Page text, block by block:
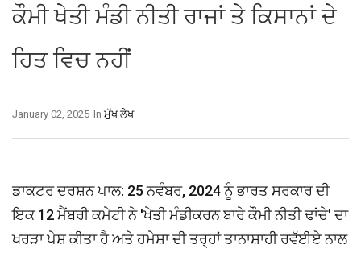
ਕੌਮੀ ਖੇਤੀ ਮੰਡੀ ਨੀਤੀ ਰਾਜਾਂ ਤੇ ਕਿਸਾਨਾਂ ਦੇ
ਹਿਤ ਵਿਚ ਨਹੀਂ
In ਮੁੱਖ ਲੇਖ
January 02, 2025
ਡਾਕਟਰ ਦਰਸ਼ਨ ਪਾਲ: 25 ਨਵੰਬਰ, 2024 ਨੂੰ ਭਾਰਤ ਸਰਕਾਰ ਦੀ
ਇਕ 12 ਮੈਂਬਰੀ ਕਮੇਟੀ ਨੇ 'ਖੇਤੀ ਮੰਡੀਕਰਨ ਬਾਰੇ ਕੌਮੀ ਨੀਤੀ ਢਾਂਚੇ' ਦਾ
ਖਰੜਾ ਪੇਸ਼ ਕੀਤਾ ਹੈ ਅਤੇ ਹਮੇਸ਼ਾ ਦੀ ਤਰ੍ਹਾਂ ਤਾਨਾਸ਼ਾਹੀ ਰਵੱਈਏ ਨਾਲ